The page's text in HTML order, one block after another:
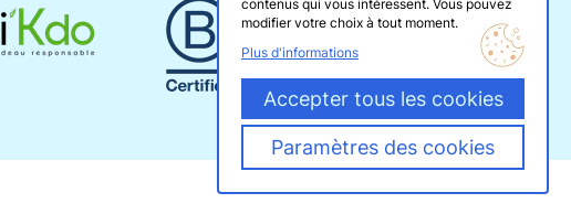
contenus qui vous intéressent. Vous pouvez
modifier votre choix à tout moment.
Plus d'informations
Accepter tous les cookies
Paramètres des cookies